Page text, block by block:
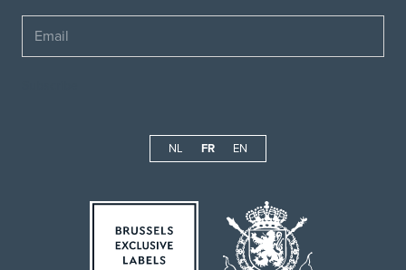
NL FR EN